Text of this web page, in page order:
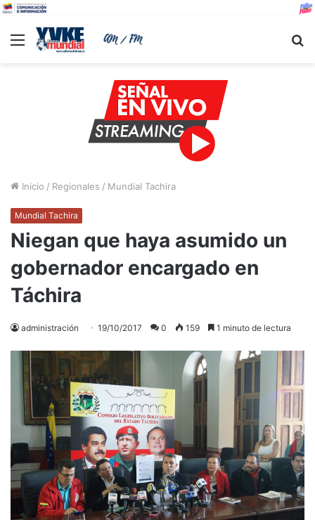
Menu
Inicio / Regionales / Mundial Tachira
Mundial Tachira
Niegan que haya asumido un
gobernador encargado en
Táchira
administración 19/10/2017 0 159 1 minuto de lectura